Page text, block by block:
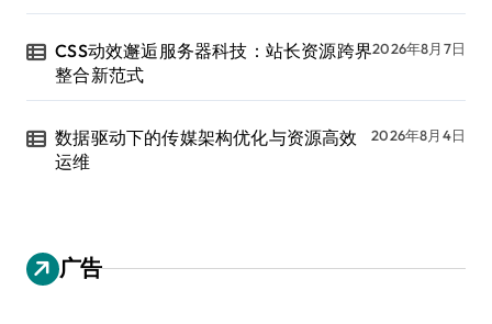
CSS动效邂逅服务器科技：站长资源跨界
整合新范式
2026年8月7日
数据驱动下的传媒架构优化与资源高效
运维
2026年8月4日
广告